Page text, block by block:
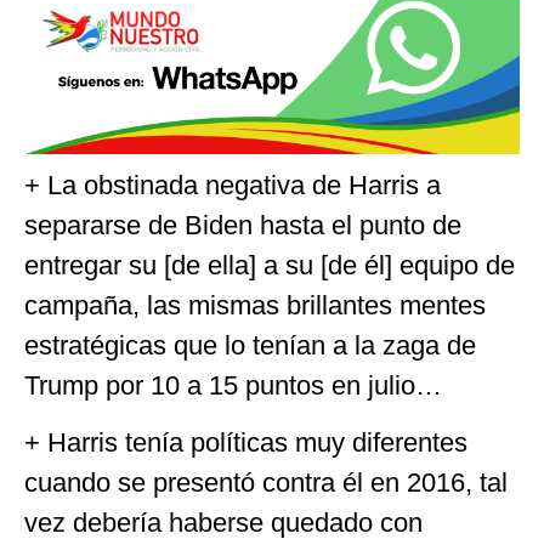
+ La obstinada negativa de Harris a
separarse de Biden hasta el punto de
entregar su [de ella] a su [de él] equipo de
campaña, las mismas brillantes mentes
estratégicas que lo tenían a la zaga de
Trump por 10 a 15 puntos en julio…
+ Harris tenía políticas muy diferentes
cuando se presentó contra él en 2016, tal
vez debería haberse quedado con